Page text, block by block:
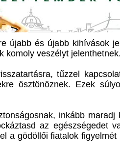
újabb és újabb kihívások
komoly veszélyt
tűzzel
ösztönöznek. Ezek
inkább
az egészségedet
a gödöllői fiatalok